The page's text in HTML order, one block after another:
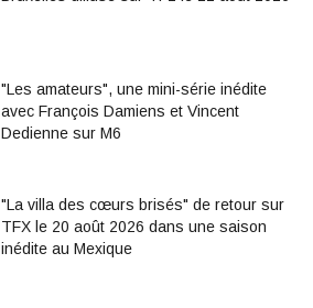
"Les amateurs", une mini-série inédite
avec François Damiens et Vincent
Dedienne sur M6
"La villa des cœurs brisés" de retour sur
TFX le 20 août 2026 dans une saison
inédite au Mexique